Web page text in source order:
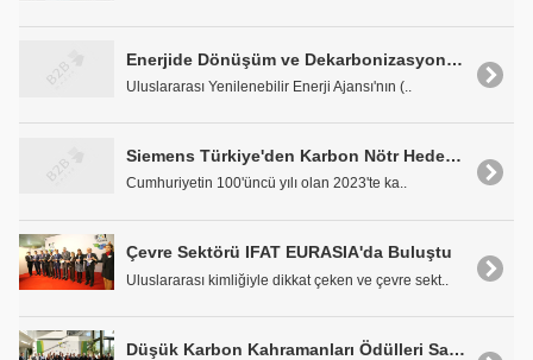
Enerjide Dönüşüm ve Dekarbonizasyon Ekonomik Fayda Sağlayacak
Uluslararası Yenilenebilir Enerji Ajansı'nın (..
Siemens Türkiye'den Karbon Nötr Hedefi için 5 Bin Ağaçlık Orman
Cumhuriyetin 100'üncü yılı olan 2023'te ka..
Çevre Sektörü IFAT EURASIA'da Buluştu
Uluslararası kimliğiyle dikkat çeken ve çevre sekt..
Düşük Karbon Kahramanları Ödülleri Sahiplerini Buldu